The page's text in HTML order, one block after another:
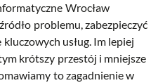
Wrocław
problemu, zabezpieczyć
usług. Im lepiej
krótszy przestój i mniejsze
to zagadnienie w